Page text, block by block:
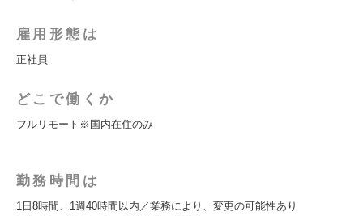
雇用形態は
正社員
どこで働くか
フルリモート※国内在住のみ
勤務時間は
1日8時間、1週40時間以内／業務により、変更の可能性あり